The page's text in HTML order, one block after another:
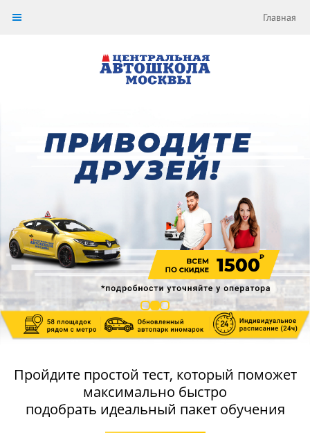
Главная
Пройдите простой тест, который поможет
максимально быстро
подобрать идеальный пакет обучения